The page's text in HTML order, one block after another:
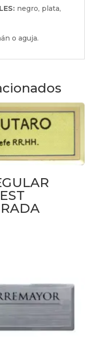
negro, plata,
o aguja.